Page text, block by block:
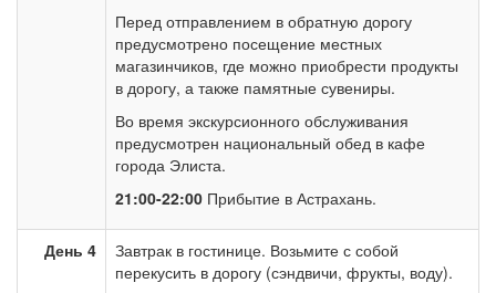
Перед отправлением в обратную дорогу
предусмотрено посещение местных
магазинчиков, где можно приобрести продукты
в дорогу, а также памятные сувениры.
Во время экскурсионного обслуживания
предусмотрен национальный обед в кафе
города Элиста.
21:00-22:00 Прибытие в Астрахань.
День 4
Завтрак в гостинице. Возьмите с собой
перекусить в дорогу (сэндвичи, фрукты, воду).